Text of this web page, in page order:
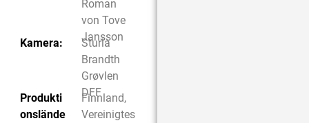
Roman
von Tove
Jansson
Kamera:
Sturla
Brandth
Grøvlen
DFF
Produkti
onslände
Finnland,
Vereinigtes